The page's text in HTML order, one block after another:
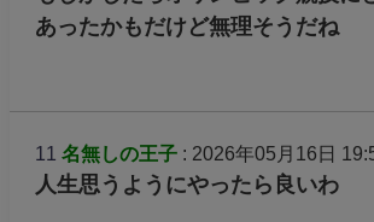
けないから。
下手すればコーチ業がある分、フ